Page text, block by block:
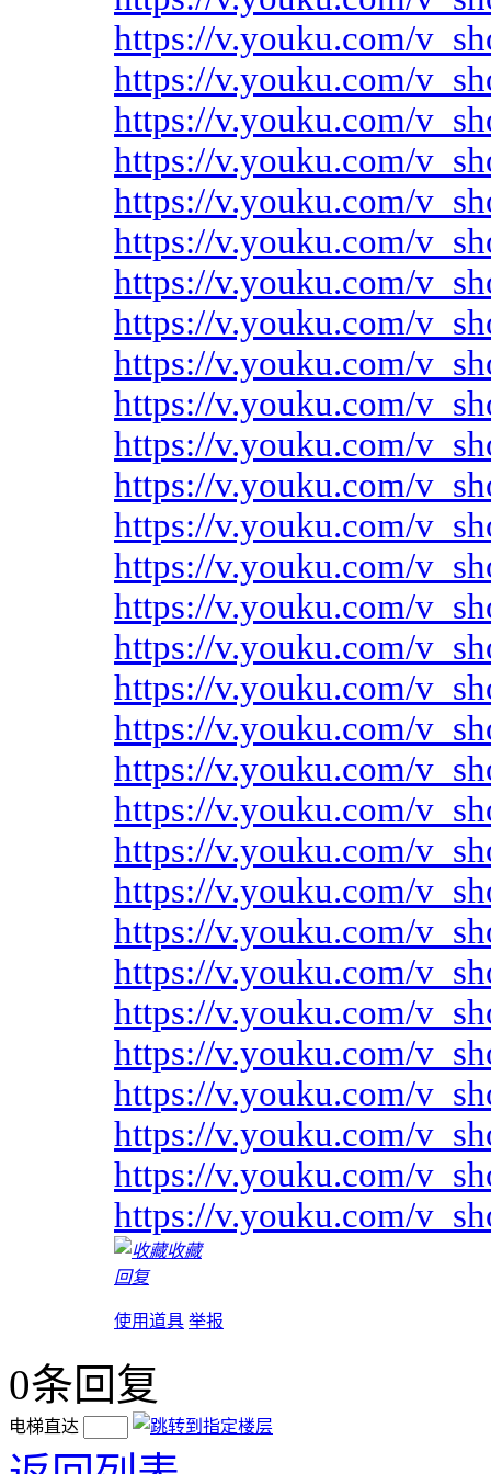
https://v.youku.com/
https://v.youku.com/
https://v.youku.com/
https://v.youku.com/
https://v.youku.com/
https://v.youku.com/
https://v.youku.com/
https://v.youku.com/
https://v.youku.com/
https://v.youku.com/
https://v.youku.com/
https://v.youku.com/
https://v.youku.com/
https://v.youku.com/
https://v.youku.com/
https://v.youku.com/
https://v.youku.com/
https://v.youku.com/
https://v.youku.com/
https://v.youku.com/
https://v.youku.com/
https://v.youku.com/
https://v.youku.com/
https://v.youku.com/
https://v.youku.com/
https://v.youku.com/
https://v.youku.com/
https://v.youku.com/
https://v.youku.com/
https://v.youku.com/
收藏
回复
使用道具 举报
0条回复
电梯直达